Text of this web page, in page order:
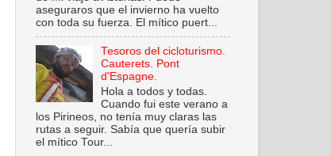
aseguraros que el invierno ha vuelto
con toda su fuerza. El mítico puert...
Tesoros del cicloturismo.
Cauterets. Pont
d'Espagne.
Hola a todos y todas.
Cuando fui este verano a
los Pirineos, no tenía muy claras las
rutas a seguir. Sabía que quería subir
el mítico Tour...